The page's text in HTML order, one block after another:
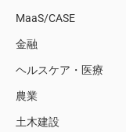
MaaS/CASE
金融
ヘルスケア・医療
農業
土木建設